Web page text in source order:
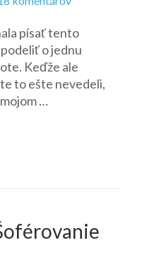
adventný
deň:
Z34.0
písať tento
podeliť o jednu
Keďže ale
to ešte nevedeli,
…